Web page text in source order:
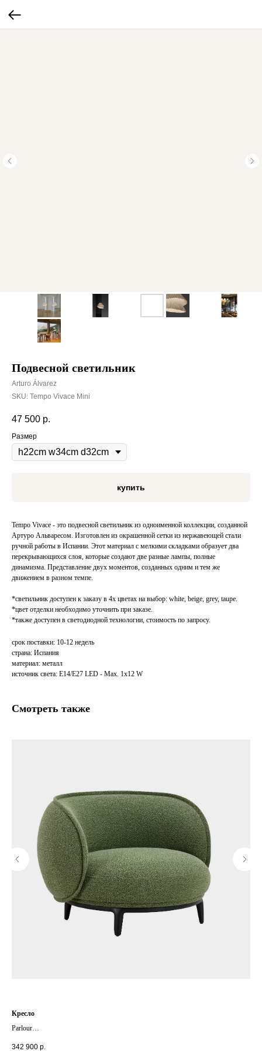
Подвесной светильник
Arturo Álvarez
SKU: Tempo Vivace Mini
47 500 р.
Размер
купить
Tempo Vivace - это подвесной светильник из одноименной коллекции, созданной
Артуро Альваресом. Изготовлен из окрашенной сетки из нержавеющей стали
ручной работы в Испании. Этот материал с мелкими складками образует два
перекрывающихся слоя, которые создают две разные лампы, полные
динамизма. Представление двух моментов, созданных одним и тем же
движением в разном темпе.
*светильник доступен к заказу в 4х цветах на выбор: white, beige, grey, taupe.
*цвет отделки необходимо уточнить при заказе.
*также доступен в светодиодной технологии, стоимость по запросу.
срок поставки: 10-12 недель
страна: Испания
материал: металл
источник света: E14/E27 LED - Max. 1x12 W
Смотреть также
Кресло
Parlour
342 900 р.